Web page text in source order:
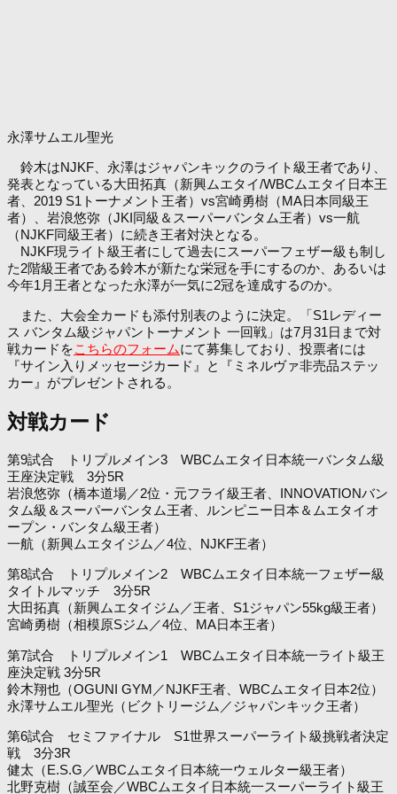
永澤サムエル聖光
鈴木はNJKF、永澤はジャパンキックのライト級王者であり、
発表となっている大田拓真（新興ムエタイ/WBCムエタイ日本王
者、2019 S1トーナメント王者）vs宮崎勇樹（MA日本同級王
者）、岩浪悠弥（JKI同級＆スーパーバンタム王者）vs一航
（NJKF同級王者）に続き王者対決となる。
NJKF現ライト級王者にして過去にスーパーフェザー級も制し
た2階級王者である鈴木が新たな栄冠を手にするのか、あるいは
今年1月王者となった永澤が一気に2冠を達成するのか。
また、大会全カードも添付別表のように決定。「S1レディー
ス バンタム級ジャパントーナメント 一回戦」は7月31日まで対
戦カードをこちらのフォームにて募集しており、投票者には
『サイン入りメッセージカード』と『ミネルヴァ非売品ステッ
カー』がプレゼントされる。
対戦カード
第9試合 トリプルメイン3 WBCムエタイ日本統一バンタム級
王座決定戦 3分5R
岩浪悠弥（橋本道場／2位・元フライ級王者、INNOVATIONバン
タム級＆スーパーバンタム王者、ルンピニー日本＆ムエタイオ
ープン・バンタム級王者）
一航（新興ムエタイジム／4位、NJKF王者）
第8試合 トリプルメイン2 WBCムエタイ日本統一フェザー級
タイトルマッチ 3分5R
大田拓真（新興ムエタイジム／王者、S1ジャパン55kg級王者）
宮崎勇樹（相模原Sジム／4位、MA日本王者）
第7試合 トリプルメイン1 WBCムエタイ日本統一ライト級王
座決定戦 3分5R
鈴木翔也（OGUNI GYM／NJKF王者、WBCムエタイ日本2位）
永澤サムエル聖光（ビクトリージム／ジャパンキック王者）
第6試合 セミファイナル S1世界スーパーライト級挑戦者決定
戦 3分3R
健太（E.S.G／WBCムエタイ日本統一ウェルター級王者）
北野克樹（誠至会／WBCムエタイ日本統一スーパーライト級王